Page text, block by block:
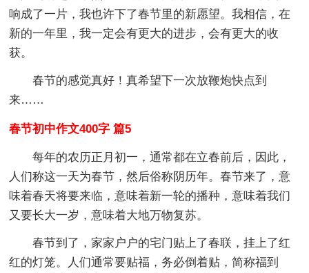
响成了一片，我也许下了春节里的新愿望。我相信，在
新的一年里，我一定会有更大的进步，会有更大的收
获。
春节的感觉真好！真希望下一次放鞭炮快点到
来……
春节初中作文400字 篇5
每年的农历正月初一，通常都在立春前后，因此，
人们称这一天为春节，然后俗称阴历年。春节来了，意
味着春天将要来临，意味着新一轮的播种，意味着我们
又要长大一岁，意味着大地万物复苏。
春节到了，家家户户的宅门贴上了春联，挂上了红
红的灯笼。人们通常要贴福，务必倒着贴，简称福到